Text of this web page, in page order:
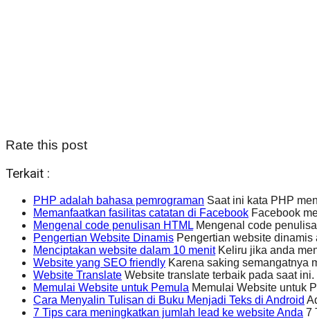
Rate this post
Terkait :
PHP adalah bahasa pemrograman Saat ini kata PHP
Memanfaatkan fasilitas catatan di Facebook Facebook
Mengenal code penulisan HTML Mengenal code
Pengertian Website Dinamis Pengertian website
Menciptakan website dalam 10 menitKeliru jika anda
Website yang SEO friendly Karena saking semangatnya
Website Translate Website translate terbaik pada saat
Memulai Website untuk Pemula Memulai Website untuk
Cara Menyalin Tulisan di Buku Menjadi Teks di Android
7 Tips cara meningkatkan jumlah lead ke website Anda 7